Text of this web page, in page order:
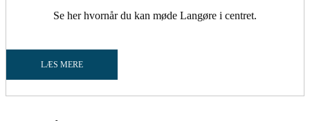
Se her hvornår du kan møde Langøre i centret.
LÆS MERE